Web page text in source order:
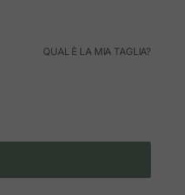
QUAL È LA MIA TAGLIA?